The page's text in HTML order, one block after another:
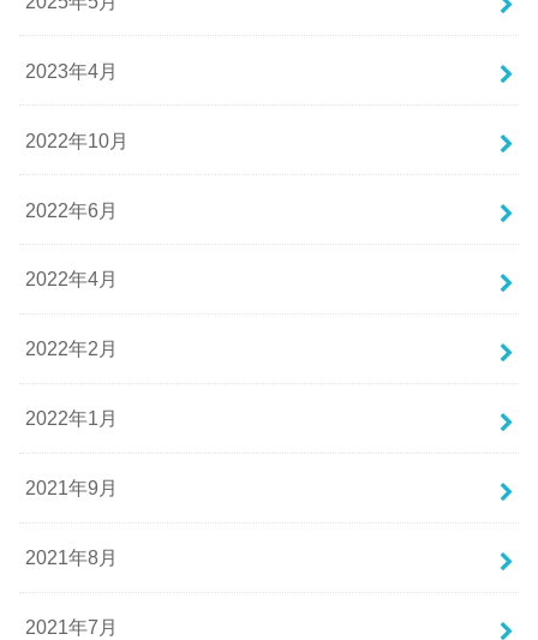
2023年4月
2022年10月
2022年6月
2022年4月
2022年2月
2022年1月
2021年9月
2021年8月
2021年7月